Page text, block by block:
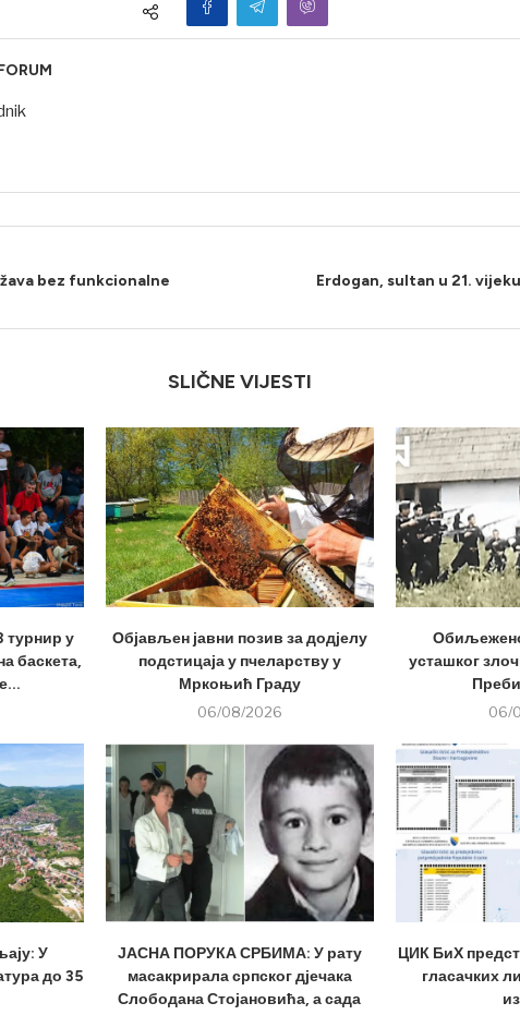
bez funkcionalne
Erdogan, sultan u 21.
SLIČNE VIJESTI
у
баскета,
Објављен јавни позив за додјелу
подстицаја у пчеларству у
Мркоњић Граду
06/08/2026
усташког
06/
У
до 35
ЈАСНА ПОРУКА СРБИМА: У рату
масакрирала српског дјечака
Слободана Стојановића, а сада
ЦИК БиХ
гласачких